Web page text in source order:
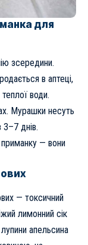
для
зсередини.
в аптеці,
води.
Мурашки несуть
днів.
— вони
— токсичний
лимонний сік
апельсина